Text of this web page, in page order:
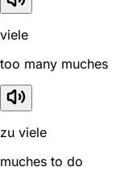
viele
too many muches
zu viele
muches to do